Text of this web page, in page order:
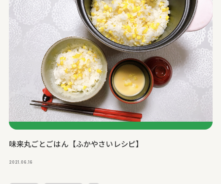
味来丸ごとごはん【ふかやさいレシピ】
2021.06.16